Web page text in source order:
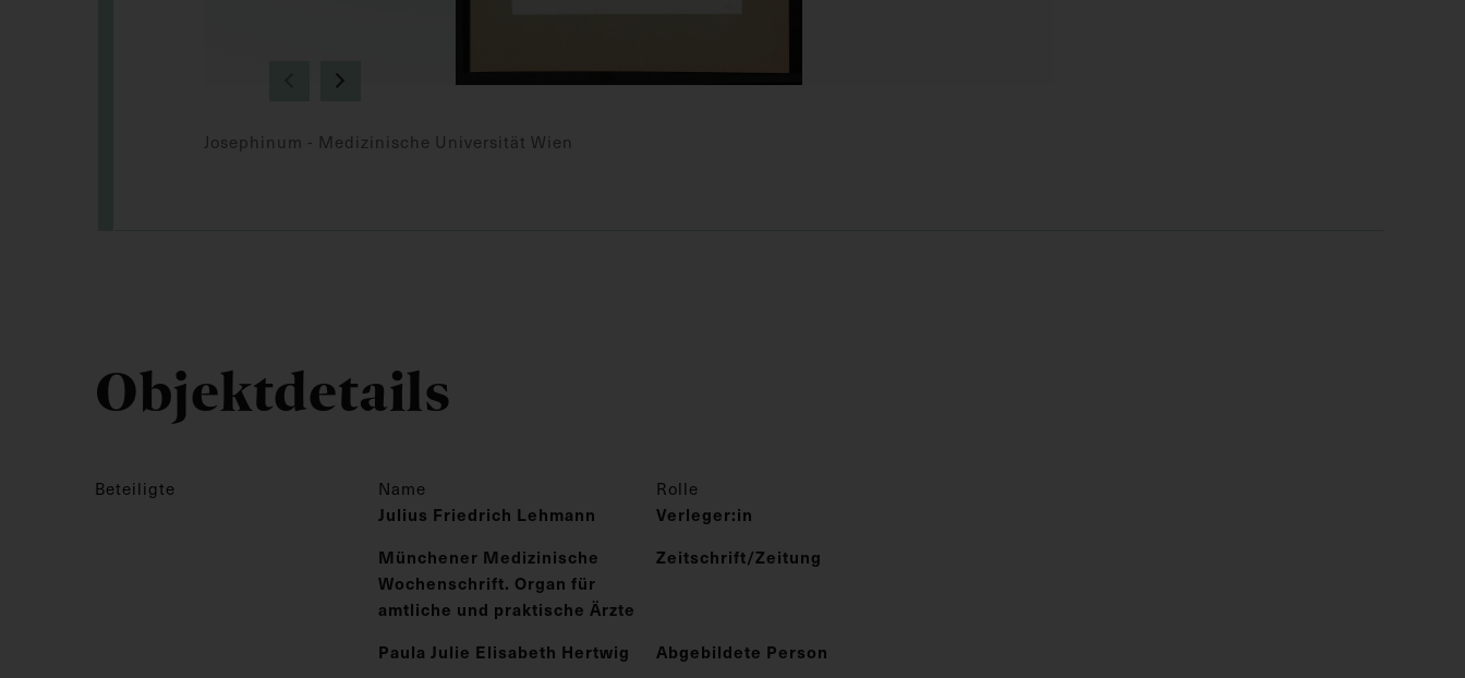
Josephinum - Medizinische Universität Wien
Objektdetails
Beteiligte Name Rolle
Julius Friedrich Lehmann
Verleger:in
Münchener Medizinische
Wochenschrift. Organ für
amtliche und praktische Ärzte
Zeitschrift/Zeitung
Paula Julie Elisabeth Hertwig Abgebildete Person